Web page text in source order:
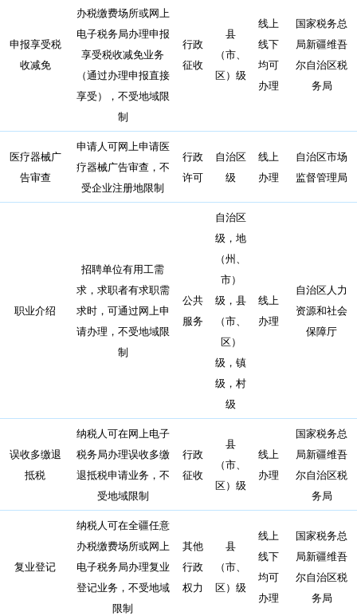
申报享受税
收减免
办税缴费场所或网上
电子税务局办理申报
享受税收减免业务
（通过办理申报直接
享受），不受地域限
制
行政
征收
县
（市、
区）级
线上
线下
均可
办理
国家税务总
局新疆维吾
尔自治区税
务局
医疗器械广
告审查
申请人可网上申请医
疗器械广告审查，不
受企业注册地限制
行政
许可
自治区
级
线上
办理
自治区市场
监督管理局
职业介绍
招聘单位有用工需
求，求职者有求职需
求时，可通过网上申
请办理，不受地域限
制
公共
服务
自治区
级，地
（州、
市）
级，县
（市、
区）
级，镇
级，村
级
线上
办理
自治区人力
资源和社会
保障厅
误收多缴退
抵税
纳税人可在网上电子
税务局办理误收多缴
退抵税申请业务，不
受地域限制
行政
征收
县
（市、
区）级
线上
办理
国家税务总
局新疆维吾
尔自治区税
务局
复业登记
纳税人可在全疆任意
办税缴费场所或网上
电子税务局办理复业
登记业务，不受地域
限制
其他
行政
权力
县
（市、
区）级
线上
线下
均可
办理
国家税务总
局新疆维吾
尔自治区税
务局